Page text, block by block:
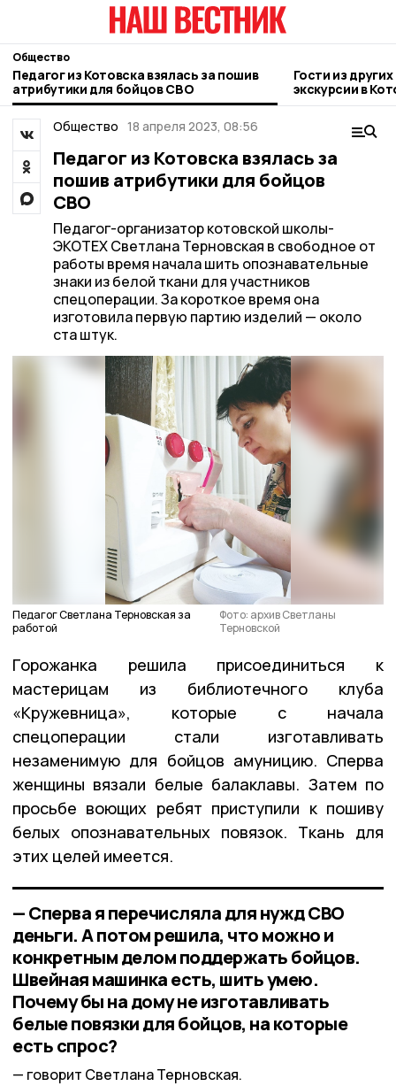
Общество
Педагог из Котовска взялась за пошив
атрибутики для бойцов СВО
Гости из
экскурсии в
Общество 18 апреля 2023, 08:56
Педагог из Котовска взялась за
пошив атрибутики для бойцов
СВО
Педагог-организатор котовской школы-
ЭКОТЕХ Светлана Терновская в свободное от
работы время начала шить опознавательные
знаки из белой ткани для участников
спецоперации. За короткое время она
изготовила первую партию изделий — около
ста штук.
Педагог Светлана Терновская за
работой
Фото: архив Светланы
Терновской
Горожанка решила присоединиться к
мастерицам из библиотечного клуба
«Кружевница», которые с начала
спецоперации стали изготавливать
незаменимую для бойцов амуницию. Сперва
женщины вязали белые балаклавы. Затем по
просьбе воющих ребят приступили к пошиву
белых опознавательных повязок. Ткань для
этих целей имеется.
— Сперва я перечисляла для нужд СВО
деньги. А потом решила, что можно и
конкретным делом поддержать бойцов.
Швейная машинка есть, шить умею.
Почему бы на дому не изготавливать
белые повязки для бойцов, на которые
есть спрос?
говорит Светлана Терновская.